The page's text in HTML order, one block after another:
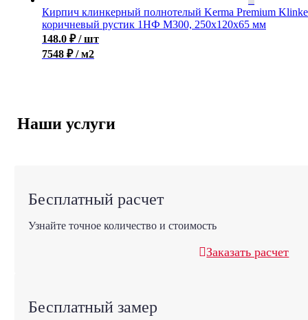
Кирпич клинкерный полнотелый Kerma Premium
коричневый рустик 1НФ M300, 250x120x65 мм
148.0 ₽ / шт
7548 ₽ / м2
Наши услуги
Бесплатный расчет
Узнайте точное количество и стоимость
Заказать расчет
Бесплатный замер